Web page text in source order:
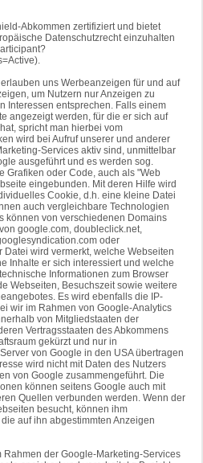
Abkommen zertifiziert und bietet
Datenschutzrecht einzuhalten
uns Werbeanzeigen für und auf
um Nutzern nur Anzeigen zu
Interessen entsprechen. Falls einem
angezeigt werden, für die er sich auf
spricht man hierbei vom
wird bei Aufruf unserer und anderer
Services aktiv sind, unmittelbar
ausgeführt und es werden sog.
Grafiken oder Code, auch als "Web
eingebunden. Mit deren Hilfe wird
Cookie, d.h. eine kleine Datei
auch vergleichbare Technologien
können von verschiedenen Domains
google.com, doubleclick.net,
oder
wird vermerkt, welche Webseiten
Inhalte er sich interessiert und welche
Informationen zum Browser
Webseiten, Besuchszeit sowie weitere
Es wird ebenfalls die IP-
wir im Rahmen von Google-Analytics
von Mitgliedstaaten der
Vertragsstaaten des Abkommens
gekürzt und nur in
von Google in den USA übertragen
wird nicht mit Daten des Nutzers
von Google zusammengeführt. Die
können seitens Google auch mit
Quellen verbunden werden. Wenn der
besucht, können ihm
auf ihn abgestimmten Anzeigen
Rahmen der Google-Marketing-Services